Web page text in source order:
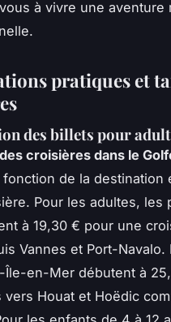
à vivre une aventure
pratiques et
des billets pour
croisières dans le
de la destination
Pour les adultes, les
à 19,30 € pour une
Vannes et Port-Navalo.
Île-en-Mer débutent à
vers Houat et Hoëdic